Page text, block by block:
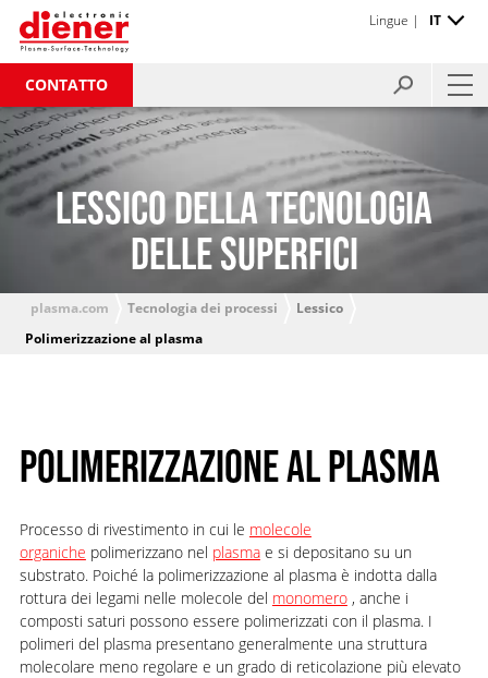
CONTATTO
Lingue | IT
LESSICO DELLA TECNOLOGIA
DELLE SUPERFICI
plasma.com Tecnologia dei processi
Lessico
Polimerizzazione al plasma
POLIMERIZZAZIONE AL PLASMA
Processo di rivestimento in cui le molecole
organiche polimerizzano nel plasmae si depositano su un
substrato. Poiché la polimerizzazione al plasma è indotta dalla
rottura dei legami nelle molecole del monomero, anche i
composti saturi possono essere polimerizzati con il plasma. I
polimeri del plasma presentano generalmente una struttura
molecolare meno regolare e un grado di reticolazione più elevato